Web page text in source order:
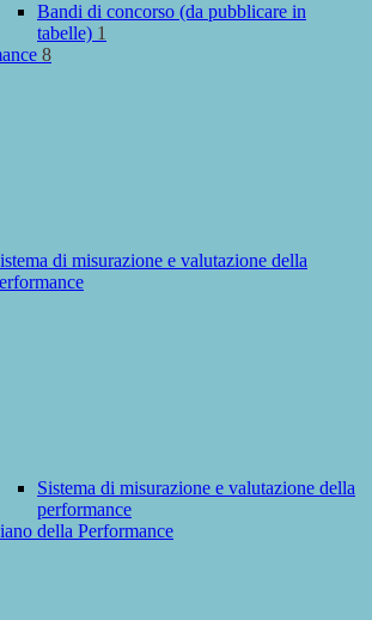
Bandi di concorso (da pubblicare in
tabelle) 1
8
di misurazione e valutazione della
Sistema di misurazione e valutazione della
performance
della Performance